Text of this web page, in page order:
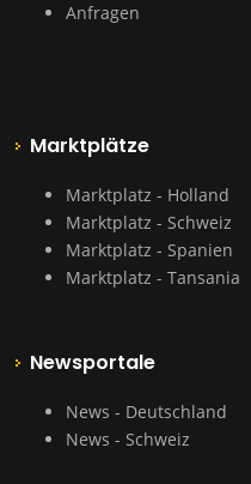
Anfragen
Marktplätze
Marktplatz - Holland
Marktplatz - Schweiz
Marktplatz - Spanien
Marktplatz - Tansania
Newsportale
News - Deutschland
News - Schweiz